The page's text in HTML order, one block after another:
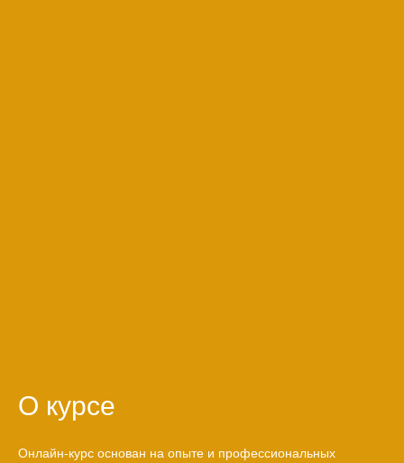
О курсе
Онлайн-курс основан на опыте и профессиональных